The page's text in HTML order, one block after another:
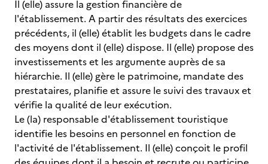
Il (elle) assure la gestion financière de
l'établissement. A partir des résultats des exercices
précédents, il (elle) établit les budgets dans le cadre
des moyens dont il (elle) dispose. Il (elle) propose des
investissements et les argumente auprès de sa
hiérarchie. Il (elle) gère le patrimoine, mandate des
prestataires, planifie et assure le suivi des travaux et
vérifie la qualité de leur exécution.
Le (la) responsable d'établissement touristique
identifie les besoins en personnel en fonction de
l'activité de l'établissement. Il (elle) conçoit le profil